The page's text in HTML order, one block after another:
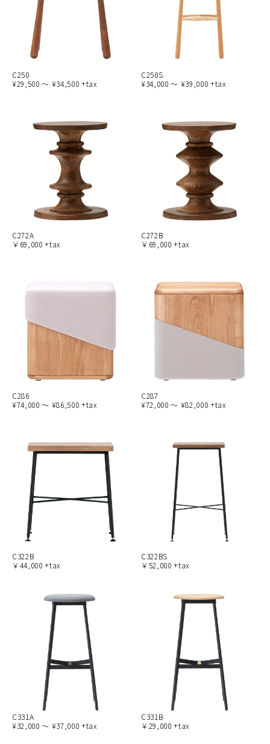
C250
¥29,500 ～ ¥34,500 +tax
C250S
¥34,000 ～ ¥39,000 +tax
C272A
￥69,000 +tax
C272B
￥69,000 +tax
C286
¥74,000 ～ ¥86,500 +tax
C287
¥72,000 ～ ¥82,000 +tax
C322B
￥44,000 +tax
C322BS
￥52,000 +tax
C331A
¥32,000 ～ ¥37,000 +tax
C331B
￥29,000 +tax